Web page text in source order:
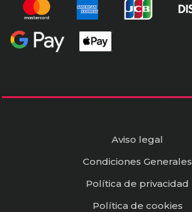
Aviso legal
Condiciones Generales
Política de privacidad
Política de cookies